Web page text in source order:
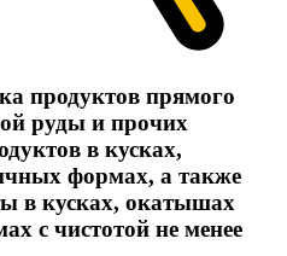
продуктов прямого
руды и прочих
в кусках,
формах, а также
в кусках, окатышах
с чистотой не менее